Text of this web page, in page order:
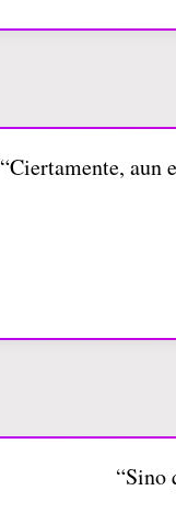
“Ciertamente, aun
“Sino